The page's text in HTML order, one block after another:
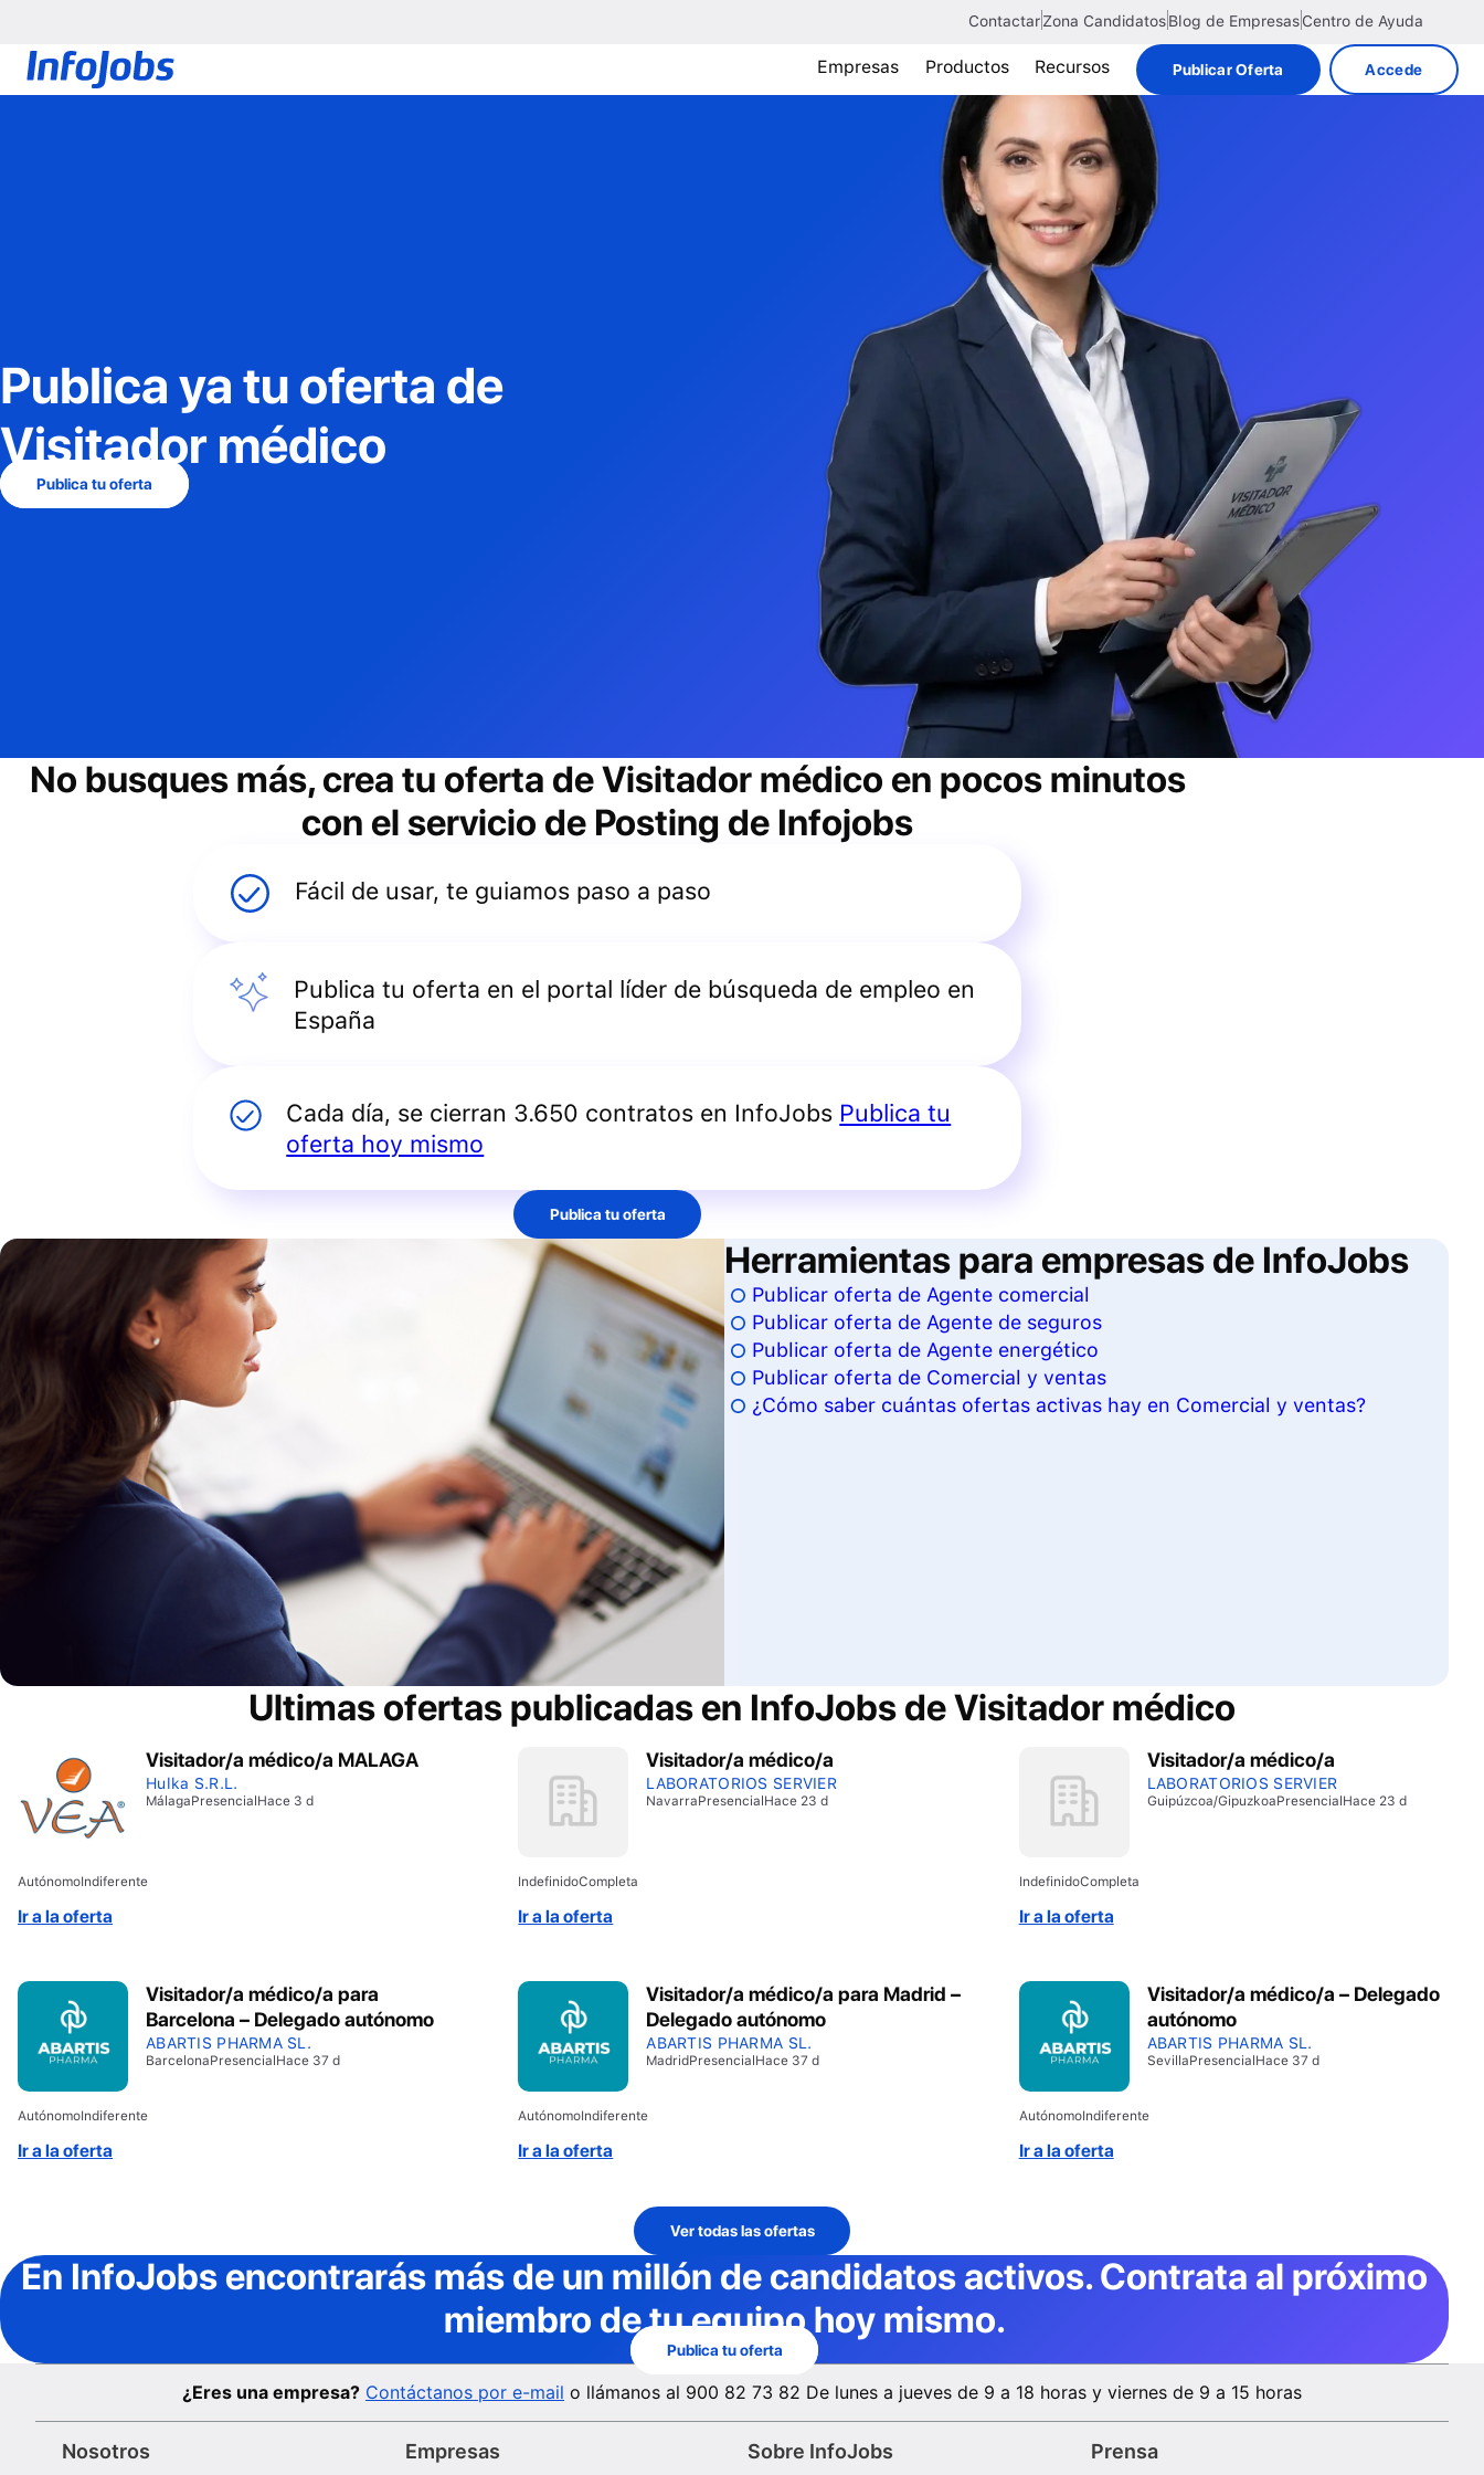
ContactarZona CandidatosBlog de EmpresasCentro de Ayuda
Empresas Productos Recursos Publicar Oferta Accede
Publica ya tu oferta de
Visitador médico
Publica tu oferta
No busques más, crea tu oferta deVisitador médico en pocos minutos
con el servicio de Posting de Infojobs
Fácil de usar, te guiamos paso a paso
Publica tu oferta en el portal líder de búsqueda de empleo en
España
Cada día, se cierran 3.650 contratos en InfoJobs Publica tu
oferta hoy mismo
Publica tu oferta
Herramientas para empresas de InfoJobs
Publicar oferta de Agente comercial
Publicar oferta de Agente de seguros
Publicar oferta de Agente energético
Publicar oferta de Comercial y ventas
¿Cómo saber cuántas ofertas activas hay en Comercial y ventas?
Ultimas ofertas publicadas en InfoJobs deVisitador médico
Visitador/a médico/a MALAGA
Hulka S.R.L.
MálagaPresencialHace 3 d
AutónomoIndiferente
Ir a la oferta
Visitador/a médico/a
LABORATORIOS SERVIER
NavarraPresencialHace 23 d
IndefinidoCompleta
Ir a la oferta
Visitador/a médico/a
LABORATORIOS SERVIER
Guipúzcoa/GipuzkoaPresencialHace 23 d
IndefinidoCompleta
Ir a la oferta
Visitador/a médico/a para
Barcelona – Delegado autónomo
ABARTIS PHARMA SL.
BarcelonaPresencialHace 37 d
AutónomoIndiferente
Ir a la oferta
Visitador/a médico/a para Madrid –
Delegado autónomo
ABARTIS PHARMA SL.
MadridPresencialHace 37 d
AutónomoIndiferente
Ir a la oferta
Visitador/a médico/a – Delegado
autónomo
ABARTIS PHARMA SL.
SevillaPresencialHace 37 d
AutónomoIndiferente
Ir a la oferta
Ver todas las ofertas
En InfoJobs encontrarás más de un millón de candidatos activos. Contrata al próximo
miembro de tu equipo hoy mismo.
Publica tu oferta
¿Eres una empresa? Contáctanos por e-mail o llámanos al 900 82 73 82 De lunes a jueves de 9 a 18 horas y viernes de 9 a 15 horas
Nosotros Empresas Sobre InfoJobs Prensa